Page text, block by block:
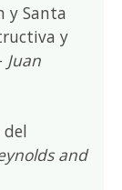
y Santa
y
Juan
and